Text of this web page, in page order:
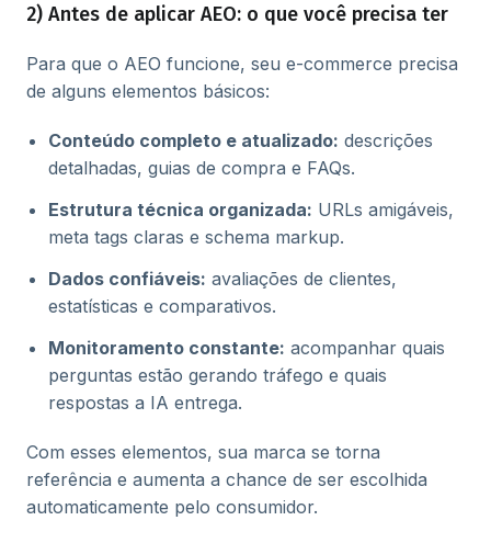
2) Antes de aplicar AEO: o que você precisa ter
Para que o AEO funcione, seu e-commerce precisa
de alguns elementos básicos:
Conteúdo completo e atualizado: descrições
detalhadas, guias de compra e FAQs.
Estrutura técnica organizada: URLs amigáveis,
meta tags claras e schema markup.
Dados confiáveis: avaliações de clientes,
estatísticas e comparativos.
Monitoramento constante: acompanhar quais
perguntas estão gerando tráfego e quais
respostas a IA entrega.
Com esses elementos, sua marca se torna
referência e aumenta a chance de ser escolhida
automaticamente pelo consumidor.